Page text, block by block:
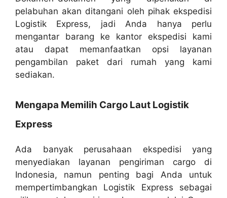
pelabuhan akan ditangani oleh pihak ekspedisi
Logistik Express, jadi Anda hanya perlu
mengantar barang ke kantor ekspedisi kami
atau dapat memanfaatkan opsi layanan
pengambilan paket dari rumah yang kami
sediakan.
Mengapa Memilih Cargo Laut Logistik
Express
Ada banyak perusahaan ekspedisi yang
menyediakan layanan pengiriman cargo di
Indonesia, namun penting bagi Anda untuk
mempertimbangkan Logistik Express sebagai